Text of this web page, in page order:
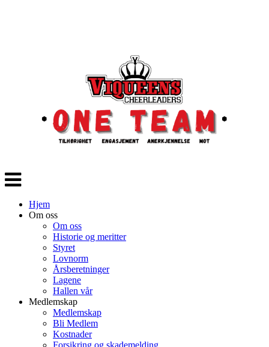
Veksle
navigasjon
Hjem
Om oss
Om oss
Historie og meritter
Styret
Lovnorm
Årsberetninger
Lagene
Hallen vår
Medlemskap
Medlemskap
Bli Medlem
Kostnader
Forsikring og skademelding